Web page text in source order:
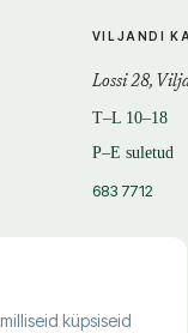
VILJANDI
Lossi 28,
T–L 10–18
P–E suletud
683 7712
küpsiseid